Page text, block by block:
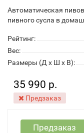
Автоматическая
пивного сусла в
Рейтинг:
Вес:
Размеры (Д x Ш x В):
35 990 р.
Предзаказ
Предзаказ